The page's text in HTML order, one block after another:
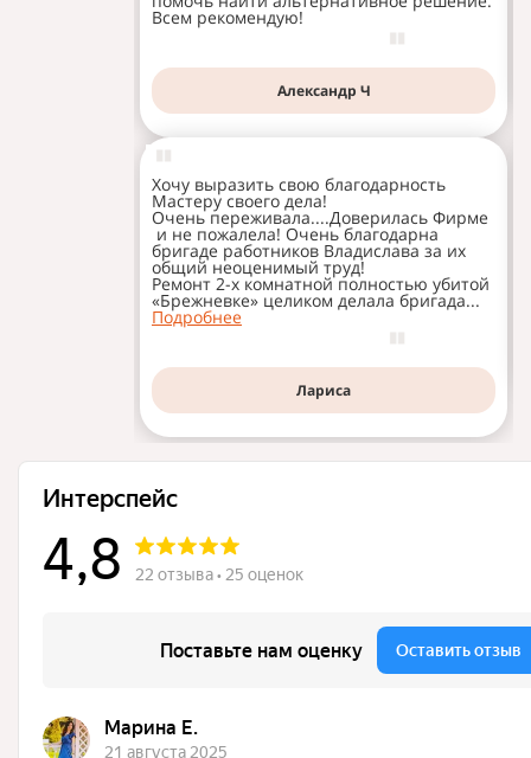
Всем рекомендую!
Александр Ч
Хочу выразить свою благодарность
Мастеру своего дела!
Очень переживала....Доверилась Фирме
и не пожалела! Очень благодарна
бригаде работников Владислава за их
общий неоценимый труд!
Ремонт 2-х комнатной полностью убитой
«Брежневке» целиком делала бригада...
Подробнее
Лариса